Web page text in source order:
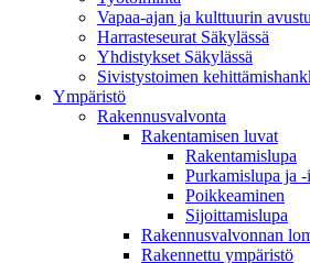
Vapaa-ajan ja kulttuurin
Harrasteseurat Säkylässä
Yhdistykset Säkylässä
Sivistystoimen
Ympä­ristö
Rakennusvalvonta
Rakentamisen luvat
Rakentamislupa
Purkamislupa ja
Poikkeaminen
Sijoittamislupa
Rakennusvalvonnan
Rakennettu ympäristö